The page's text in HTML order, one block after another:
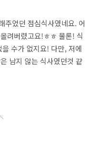
주었던 점심식사였네요. 어
려버렸고요!ㅎㅎ 물론! 식
수가 없지요! 다만, 저에
남지 않는 식사였던것 같